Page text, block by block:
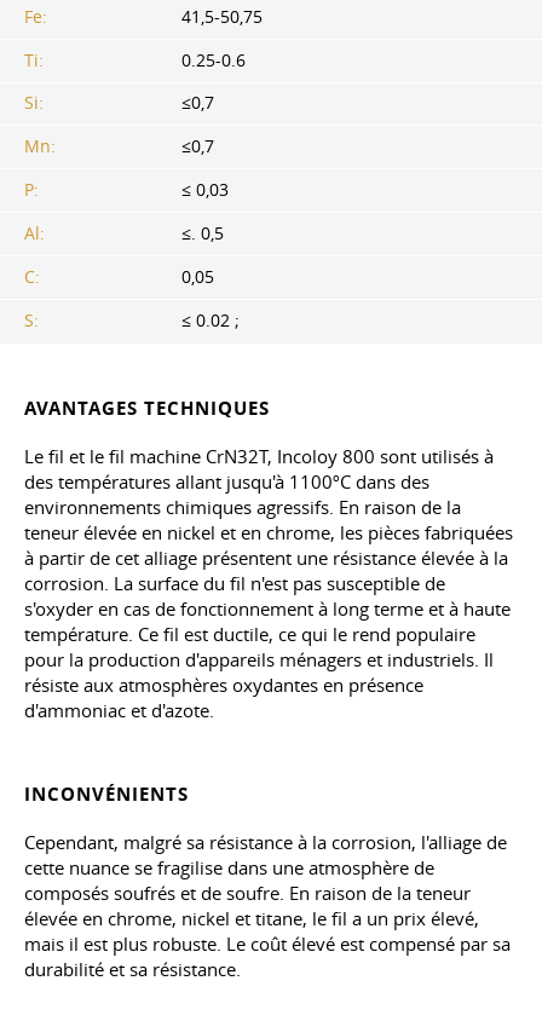
Fe:
41,5-50,75
Ti:
0.25-0.6
Si:
≤0,7
Mn:
≤0,7
P:
≤ 0,03
Al:
≤. 0,5
С:
0,05
S:
≤ 0.02 ;
AVANTAGES TECHNIQUES
Le fil et le fil machine CrN32T, Incoloy 800 sont utilisés à
des températures allant jusqu'à 1100ºC dans des
environnements chimiques agressifs. En raison de la
teneur élevée en nickel et en chrome, les pièces fabriquées
à partir de cet alliage présentent une résistance élevée à la
corrosion. La surface du fil n'est pas susceptible de
s'oxyder en cas de fonctionnement à long terme et à haute
température. Ce fil est ductile, ce qui le rend populaire
pour la production d'appareils ménagers et industriels. Il
résiste aux atmosphères oxydantes en présence
d'ammoniac et d'azote.
INCONVÉNIENTS
Cependant, malgré sa résistance à la corrosion, l'alliage de
cette nuance se fragilise dans une atmosphère de
composés soufrés et de soufre. En raison de la teneur
élevée en chrome, nickel et titane, le fil a un prix élevé,
mais il est plus robuste. Le coût élevé est compensé par sa
durabilité et sa résistance.